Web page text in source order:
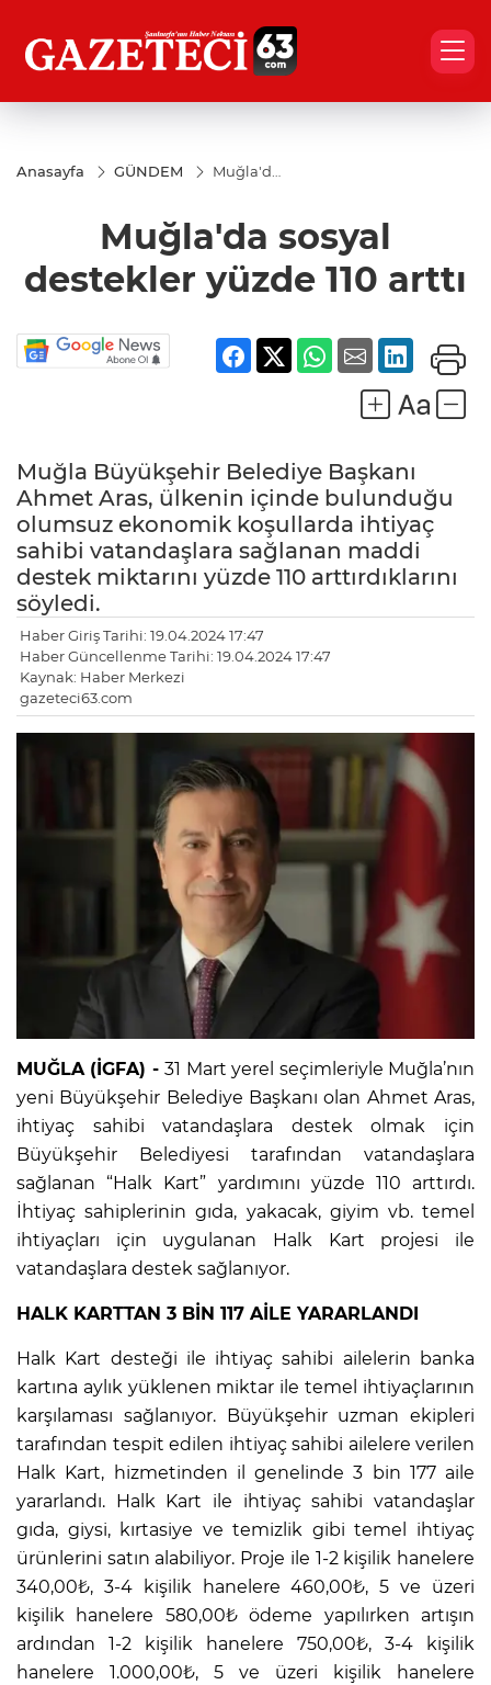
Anasayfa GÜNDEM
Muğla'da
yüzde 110
arttı
Muğla'da sosyal
destekler yüzde 110 arttı
Muğla Büyükşehir Belediye Başkanı
Ahmet Aras, ülkenin içinde bulunduğu
olumsuz ekonomik koşullarda ihtiyaç
sahibi vatandaşlara sağlanan maddi
destek miktarını yüzde 110 arttırdıklarını
söyledi.
Haber Giriş Tarihi: 19.04.2024 17:47
Haber Güncellenme Tarihi: 19.04.2024 17:47
Kaynak: Haber Merkezi
gazeteci63.com
MUĞLA (İGFA) -31 Mart yerel seçimleriyle Muğla’nın
yeni Büyükşehir Belediye Başkanı olan Ahmet Aras,
ihtiyaç sahibi vatandaşlara destek olmak için
Büyükşehir Belediyesi tarafından vatandaşlara
sağlanan “Halk Kart” yardımını yüzde 110 arttırdı.
İhtiyaç sahiplerinin gıda, yakacak, giyim vb. temel
ihtiyaçları için uygulanan Halk Kart projesi ile
vatandaşlara destek sağlanıyor.
HALK KARTTAN 3 BİN 117 AİLE YARARLANDI
Halk Kart desteği ile ihtiyaç sahibi ailelerin banka
kartına aylık yüklenen miktar ile temel ihtiyaçlarının
karşılaması sağlanıyor. Büyükşehir uzman ekipleri
tarafından tespit edilen ihtiyaç sahibi ailelere verilen
Halk Kart, hizmetinden il genelinde 3 bin 177 aile
yararlandı. Halk Kart ile ihtiyaç sahibi vatandaşlar
gıda, giysi, kırtasiye ve temizlik gibi temel ihtiyaç
ürünlerini satın alabiliyor. Proje ile 1-2 kişilik hanelere
340,00₺, 3-4 kişilik hanelere 460,00₺, 5 ve üzeri
kişilik hanelere 580,00₺ ödeme yapılırken artışın
ardından 1-2 kişilik hanelere 750,00₺, 3-4 kişilik
hanelere 1.000,00₺, 5 ve üzeri kişilik hanelere